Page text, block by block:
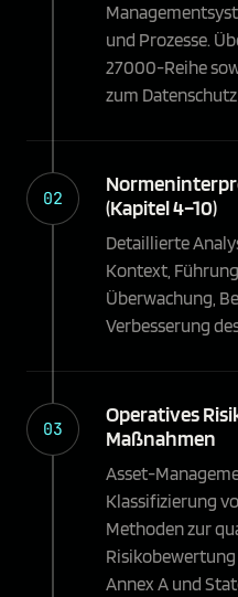
und Prozesse.
27000-Reihe
zum Datenschutz
02
(Kapitel 4–10)
Detaillierte
Kontext,
Überwachung,
Verbesserung
03
Operatives
Maßnahmen
Asset-
Klassifizierung
Methoden zur
Annex A und